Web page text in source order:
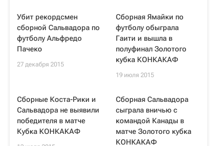
Убит рекордсмен
сборной Сальвадора по
футболу Альфредо
Пачеко
27 декабря 2015
Сборная Ямайки по
футболу обыграла
Гаити и вышла в
полуфинал Золотого
кубка КОНКАКАФ
19 июля 2015
Сборные Коста-Рики и
Сальвадора не выявили
победителя в матче
Кубка КОНКАКАФ
Сборная Сальвадора
сыграла вничью с
командой Канады в
матче Золотого кубка
КОНКАКАФ